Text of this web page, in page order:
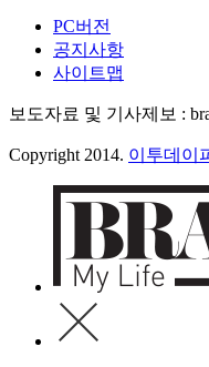
PC버전
공지사항
사이트맵
보도자료 및 기사제보 :
Copyright 2014. 이투데이